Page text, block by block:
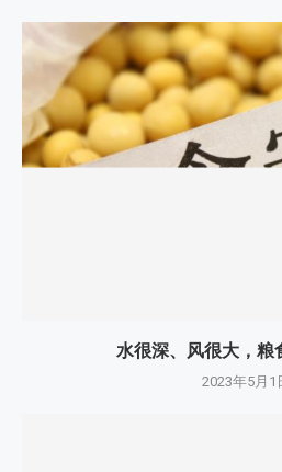
水很深、风很大，粮
2023年5月1